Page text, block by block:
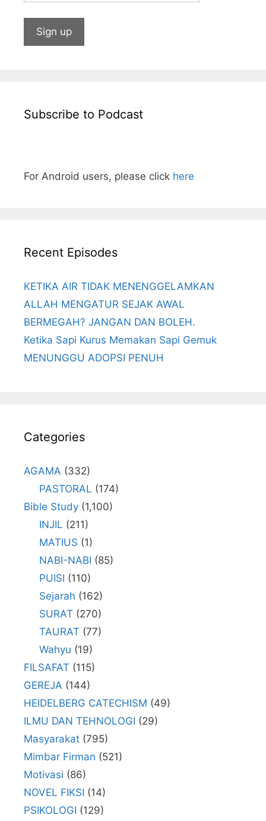
Subscribe to Podcast
For Android users, please click here
Recent Episodes
KETIKA AIR TIDAK MENENGGELAMKAN
ALLAH MENGATUR SEJAK AWAL
BERMEGAH? JANGAN DAN BOLEH.
Ketika Sapi Kurus Memakan Sapi Gemuk
MENUNGGU ADOPSI PENUH
Categories
AGAMA (332)
PASTORAL (174)
Bible Study (1,100)
INJIL (211)
MATIUS (1)
NABI-NABI (85)
PUISI (110)
Sejarah (162)
SURAT (270)
TAURAT (77)
Wahyu (19)
FILSAFAT (115)
GEREJA (144)
HEIDELBERG CATECHISM (49)
ILMU DAN TEHNOLOGI (29)
Masyarakat (795)
Mimbar Firman (521)
Motivasi (86)
NOVEL FIKSI (14)
PSIKOLOGI (129)